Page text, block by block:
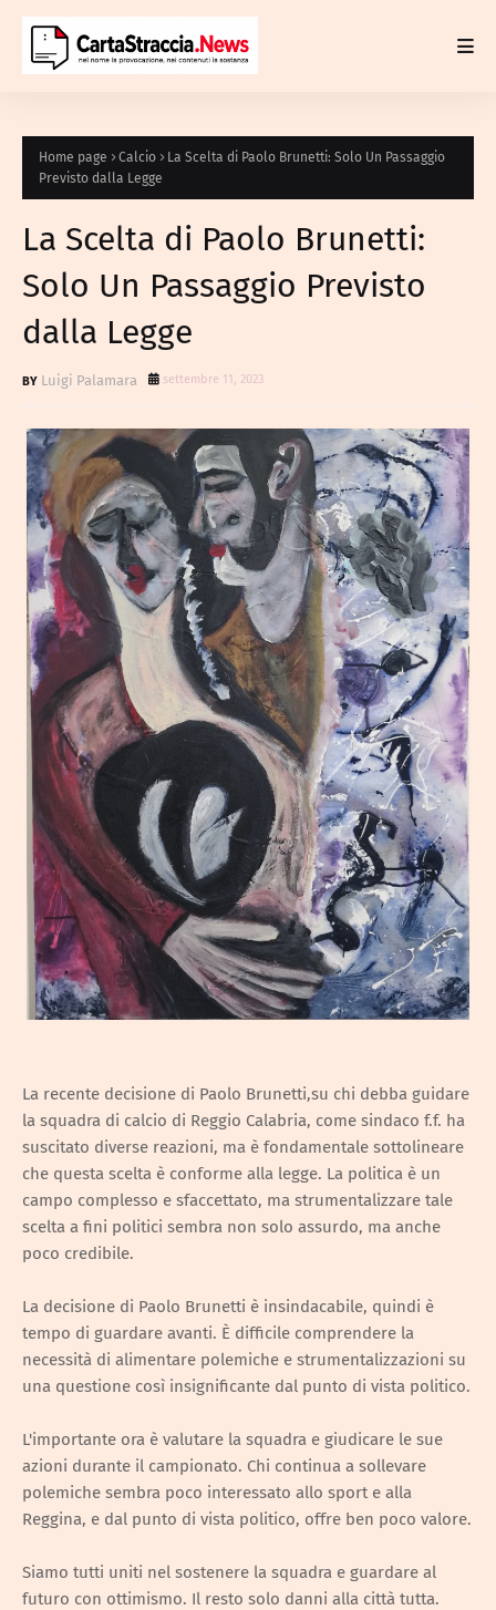
Home page Calcio
La Scelta di Paolo Brunetti: Solo Un Passaggio
Previsto dalla Legge
La Scelta di Paolo Brunetti:
Solo Un Passaggio Previsto
dalla Legge
Luigi Palamara settembre 11, 2023
La recente decisione di Paolo Brunetti,su chi debba guidare
la squadra di calcio di Reggio Calabria, come sindaco f.f. ha
suscitato diverse reazioni, ma è fondamentale sottolineare
che questa scelta è conforme alla legge. La politica è un
campo complesso e sfaccettato, ma strumentalizzare tale
scelta a fini politici sembra non solo assurdo, ma anche
poco credibile.
La decisione di Paolo Brunetti è insindacabile, quindi è
tempo di guardare avanti. È difficile comprendere la
necessità di alimentare polemiche e strumentalizzazioni su
una questione così insignificante dal punto di vista politico.
L'importante ora è valutare la squadra e giudicare le sue
azioni durante il campionato. Chi continua a sollevare
polemiche sembra poco interessato allo sport e alla
Reggina, e dal punto di vista politico, offre ben poco valore.
Siamo tutti uniti nel sostenere la squadra e guardare al
futuro con ottimismo. Il resto solo danni alla città tutta.